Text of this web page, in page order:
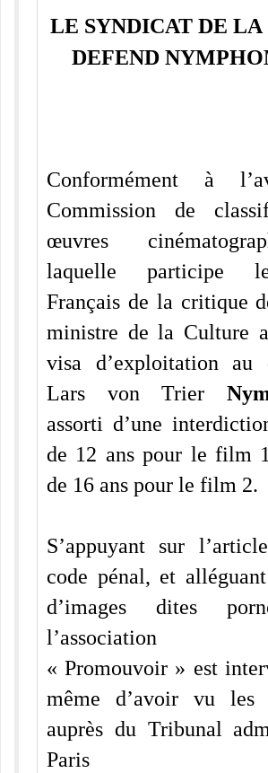
LE SYNDICAT DE
DEFEND
Conformément à
Commission de
œuvres
laquelle participe
Français de la critique
ministre de la Culture
visa d’exploitation au
Lars von Trier
assorti d’une
de 12 ans pour le film
de 16 ans pour le film 2.
S’appuyant sur
code pénal, et
d’images dites
l’association
« Promouvoir » est
même d’avoir vu les
auprès du Tribunal
Paris